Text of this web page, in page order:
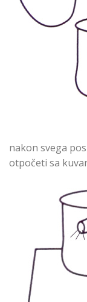
nakon svega
otpočeti sa